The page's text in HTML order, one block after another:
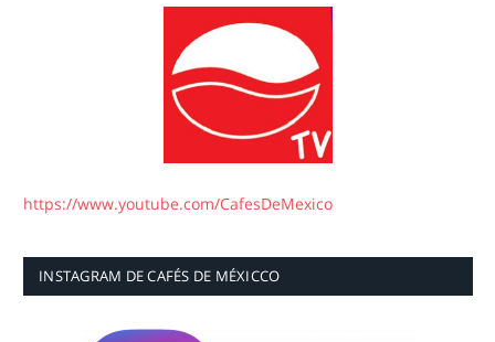
https://www.youtube.com/CafesDeMexico
INSTAGRAM DE CAFÉS DE MÉXICCO